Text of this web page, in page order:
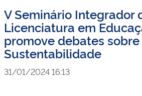
V Seminário Integrador
Licenciatura em
promove debates sobre
Sustentabilidade
31/01/2024 16:13